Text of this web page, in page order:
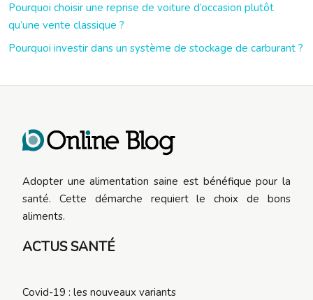
Pourquoi choisir une reprise de voiture d’occasion plutôt
qu’une vente classique ?
Pourquoi investir dans un système de stockage de carburant ?
Adopter une alimentation saine est bénéfique pour la
santé. Cette démarche requiert le choix de bons
aliments.
ACTUS SANTÉ
Covid-19 : les nouveaux variants